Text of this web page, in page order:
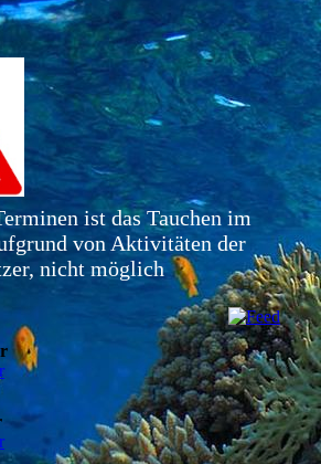
ist das Tauchen im
von Aktivitäten der
nicht möglich